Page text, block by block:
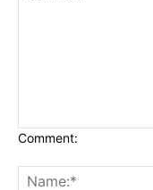
Comment: